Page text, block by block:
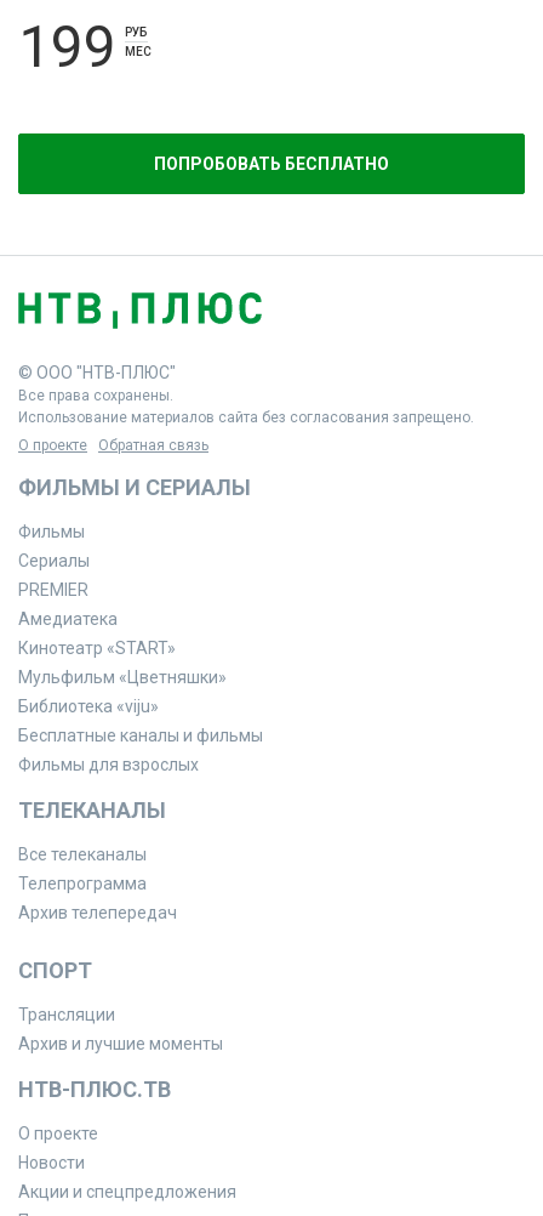
199
РУБ
МЕС
ПОПРОБОВАТЬ БЕСПЛАТНО
© ООО "НТВ-ПЛЮС"
Все права сохранены.
Использование материалов сайта без согласования запрещено.
О проекте
Обратная связь
ФИЛЬМЫ И СЕРИАЛЫ
Фильмы
Сериалы
PREMIER
Амедиатека
Кинотеатр «START»
Мульфильм «Цветняшки»
Библиотека «viju»
Бесплатные каналы и фильмы
Фильмы для взрослых
ТЕЛЕКАНАЛЫ
Все телеканалы
Телепрограмма
Архив телепередач
СПОРТ
Трансляции
Архив и лучшие моменты
НТВ-ПЛЮС.ТВ
О проекте
Новости
Акции и спецпредложения